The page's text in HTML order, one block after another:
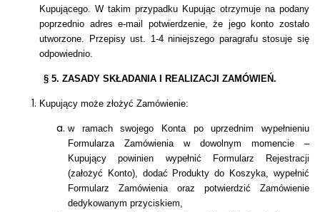
Kupującego. W takim przypadku Kupując otrzymuje na podany
poprzednio adres e-mail potwierdzenie, że jego konto zostało
utworzone. Przepisy ust. 1-4 niniejszego paragrafu stosuje się
odpowiednio.
§ 5. ZASADY SKŁADANIA I REALIZACJI ZAMÓWIEŃ.
Kupujący może złożyć Zamówienie:
w ramach swojego Konta po uprzednim wypełnieniu
Formularza Zamówienia w dowolnym momencie –
Kupujący powinien wypełnić Formularz Rejestracji
(założyć Konto), dodać Produkty do Koszyka, wypełnić
Formularz Zamówienia oraz potwierdzić Zamówienie
dedykowanym przyciskiem,